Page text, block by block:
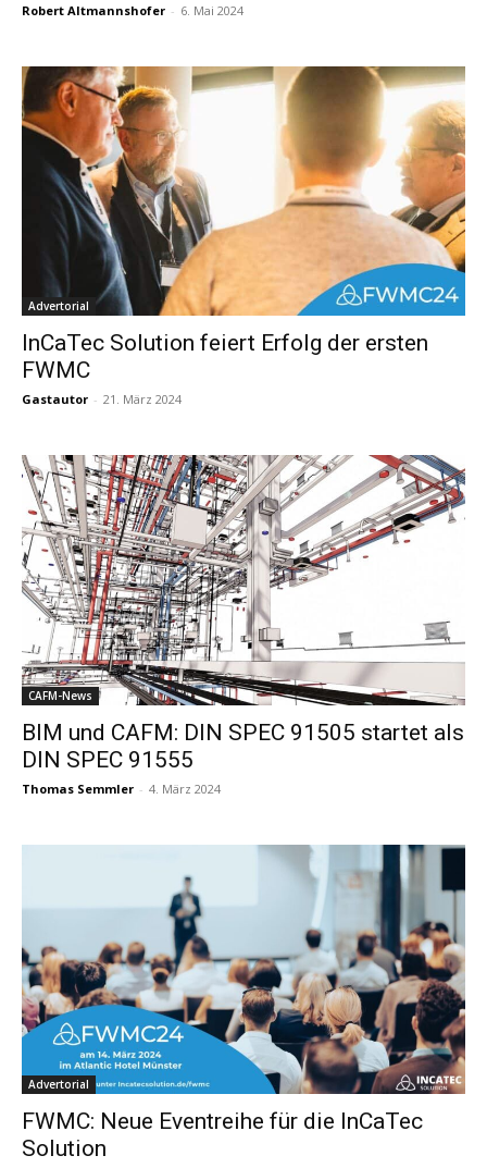
Robert Altmannshofer - 6. Mai 2024
Advertorial
InCaTec Solution feiert Erfolg der ersten
FWMC
Gastautor - 21. März 2024
CAFM-News
BIM und CAFM: DIN SPEC 91505 startet als
DIN SPEC 91555
Thomas Semmler - 4. März 2024
Advertorial
FWMC: Neue Eventreihe für die InCaTec
Solution